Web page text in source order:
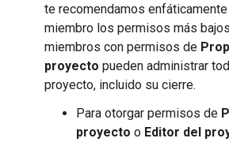
te recomendamos
miembro los permisos más
miembros con permisos de
proyecto pueden administrar
proyecto, incluido su cierre.
Para otorgar permisos de
proyecto o Editor del